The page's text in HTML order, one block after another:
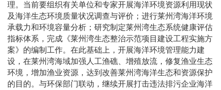
理。当前要组织有关单位和专家开展海洋环境资源利用现状
及海洋生态环境质量状况调查与评价；进行莱州湾海洋环境
承载力和环境容量分析；研究制定莱州湾生态系统健康评估
指标体系，完成《莱州湾生态整治示范项目建设工程实施方
案》的编制工作。在此基础上，开展海洋环境管理能力建
设，在莱州湾海域加强人工渔礁、增殖放流，修复渔业生态
环境，增加渔业资源，达到改善莱州湾海洋生态和资源保护
的目的。与环保部门联动，继续开展打击违法排污企业海洋